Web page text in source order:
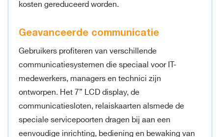
kosten gereduceerd worden.
Geavanceerde communicatie
Gebruikers profiteren van verschillende
communicatiesystemen die speciaal voor IT-
medewerkers, managers en technici zijn
ontworpen. Het 7” LCD display, de
communicatiesloten, relaiskaarten alsmede de
speciale servicepoorten dragen bij aan een
eenvoudige inrichting, bediening en bewaking van